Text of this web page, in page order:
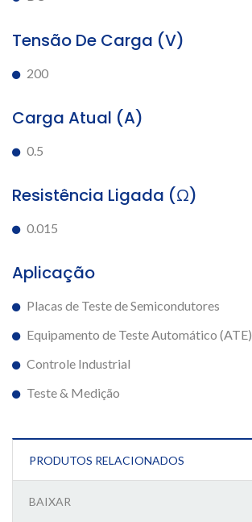
Tensão De Carga (V)
200
Carga Atual (A)
0.5
Resistência Ligada (Ω)
0.015
Aplicação
Placas de Teste de Semicondutores
Equipamento de Teste Automático (ATE)
Controle Industrial
Teste & Medição
PRODUTOS RELACIONADOS
BAIXAR